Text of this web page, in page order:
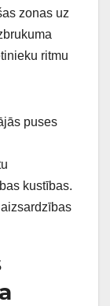
zonas uz
ritmu
puses
kustības.